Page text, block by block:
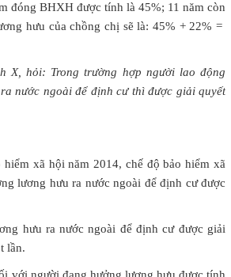
đóng BHXH được tính là 45%; 11 năm còn
hưu của chồng chị sẽ là: 45% + 22% =
X, hỏi: Trong trường hợp người lao động
nước ngoài để định cư thì được giải quyết
xã hội năm 2014, chế độ bảo hiểm xã
lương hưu ra nước ngoài để định cư được
hưu ra nước ngoài để định cư được giải
lần.